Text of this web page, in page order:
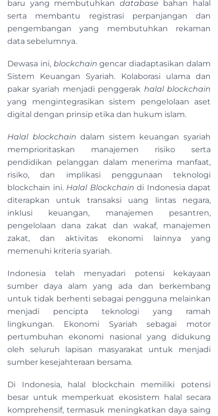
baru yang membutuhkan database bahan halal
serta membantu registrasi perpanjangan dan
pengembangan yang membutuhkan rekaman
data sebelumnya.
Dewasa ini, blockchain gencar diadaptasikan dalam
Sistem Keuangan Syariah. Kolaborasi ulama dan
pakar syariah menjadi penggerak halal blockchain
yang mengintegrasikan sistem pengelolaan aset
digital dengan prinsip etika dan hukum islam.
Halal blockchain dalam sistem keuangan syariah
memprioritaskan manajemen risiko serta
pendidikan pelanggan dalam menerima manfaat,
risiko, dan implikasi penggunaan teknologi
blockchain ini. Halal Blockchain di Indonesia dapat
diterapkan untuk transaksi uang lintas negara,
inklusi keuangan, manajemen pesantren,
pengelolaan dana zakat dan wakaf, manajemen
zakat, dan aktivitas ekonomi lainnya yang
memenuhi kriteria syariah.
Indonesia telah menyadari potensi kekayaan
sumber daya alam yang ada dan berkembang
untuk tidak berhenti sebagai pengguna melainkan
menjadi pencipta teknologi yang ramah
lingkungan. Ekonomi Syariah sebagai motor
pertumbuhan ekonomi nasional yang didukung
oleh seluruh lapisan masyarakat untuk menjadi
sumber kesejahteraan bersama.
Di Indonesia, halal blockchain memiliki potensi
besar untuk memperkuat ekosistem halal secara
komprehensif, termasuk meningkatkan daya saing